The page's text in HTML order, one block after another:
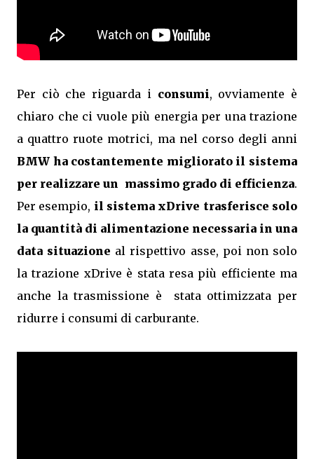
Per ciò che riguarda i consumi, ovviamente è
chiaro che ci vuole più energia per una trazione
a quattro ruote motrici, ma nel corso degli anni
BMW ha costantemente migliorato il sistema
per realizzare un massimo grado di efficienza.
Per esempio, il sistema xDrive trasferisce solo
la quantità di alimentazione necessaria in una
data situazione al rispettivo asse, poi non solo
la trazione xDrive è stata resa più efficiente ma
anche la trasmissione è stata ottimizzata per
ridurre i consumi di carburante.